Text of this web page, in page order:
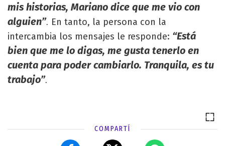
mis historias, Mariano dice que me vio con
alguien”. En tanto, la persona con la
intercambia los mensajes le responde: “Está
bien que me lo digas, me gusta tenerlo en
cuenta para poder cambiarlo. Tranquila, es tu
trabajo”.
COMPARTÍ